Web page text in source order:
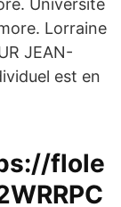
Université
Lorraine
JEAN-
est en
flole